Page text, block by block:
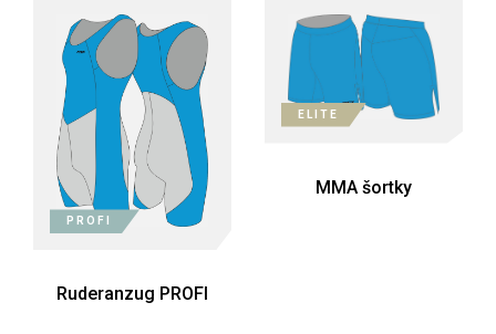
PROFI
Ruderanzug PROFI
ELITE
MMA šortky